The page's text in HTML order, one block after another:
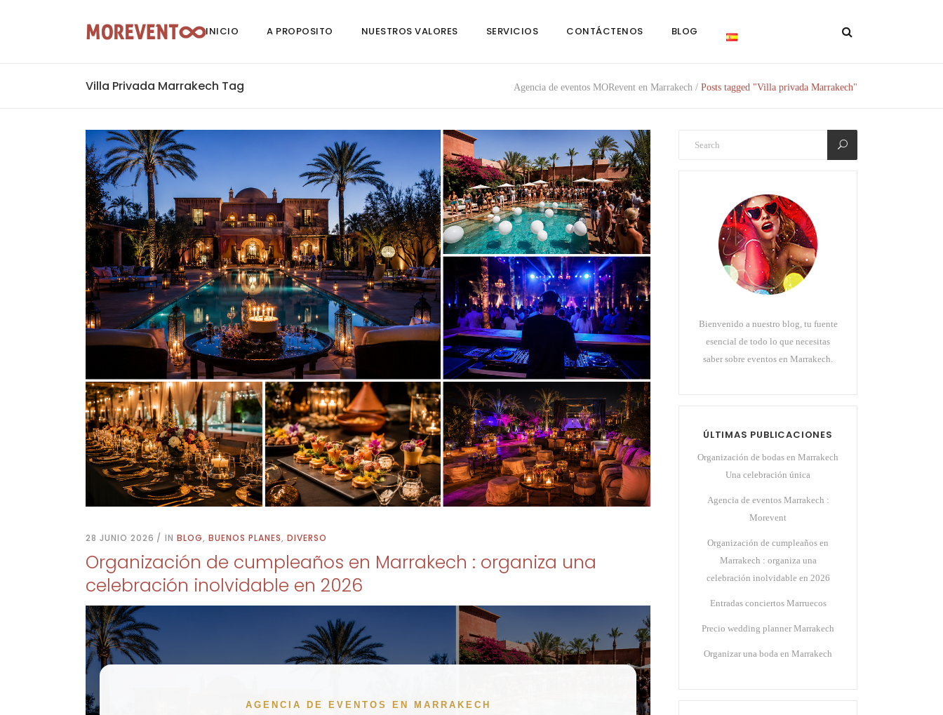
INICIO A PROPOSITO NUESTROS VALORES SERVICIOS CONTÁCTENOS BLOG
Villa Privada Marrakech Tag Agencia de eventos MORevent en Marrakech / Posts tagged "Villa privada Marrakech"
28 JUNIO 2026 IN BLOG, BUENOS PLANES, DIVERSO
Organización de cumpleaños en Marrakech : organiza una
celebración inolvidable en 2026
AGENCIA DE EVENTOS EN MARRAKECH
Bienvenido a nuestro blog, tu fuente
esencial de todo lo que necesitas
saber sobre eventos en Marrakech.
ÚLTIMAS PUBLICACIONES
Organización de bodas en Marrakech
Una celebración única
Agencia de eventos Marrakech :
Morevent
Organización de cumpleaños en
Marrakech : organiza una
celebración inolvidable en 2026
Entradas conciertos Marruecos
Precio wedding planner Marrakech
Organizar una boda en Marrakech